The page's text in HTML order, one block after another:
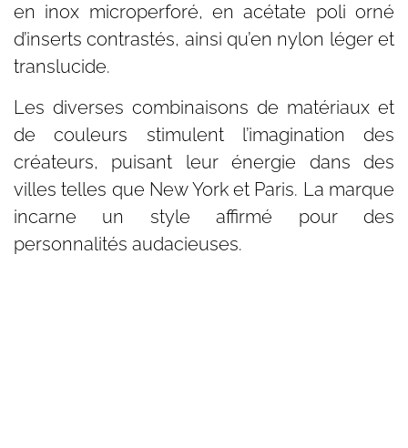
en inox microperforé, en acétate poli orné
d’inserts contrastés, ainsi qu’en nylon léger et
translucide.
Les diverses combinaisons de matériaux et
de couleurs stimulent l’imagination des
créateurs, puisant leur énergie dans des
villes telles que New York et Paris. La marque
incarne un style affirmé pour des
personnalités audacieuses.